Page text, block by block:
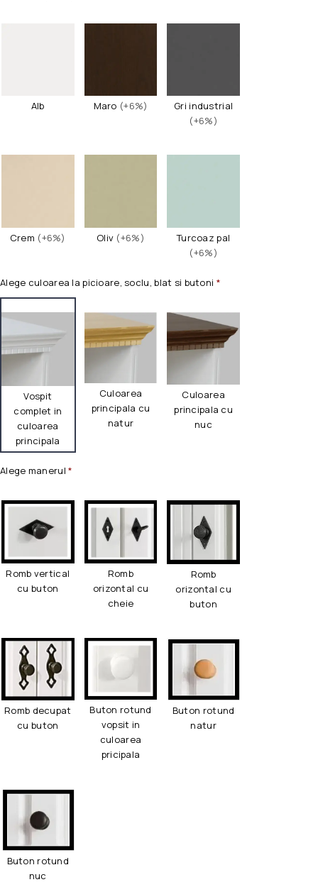
Alb Maro (+6%)
Gri industrial
(+6%)
Crem (+6%) Oliv (+6%)
Turcoaz pal
(+6%)
Alege culoarea la picioare, soclu, blat si butoni *
Vospit
complet in
culoarea
principala
Culoarea
principala cu
natur
Culoarea
principala cu
nuc
Alege manerul *
Romb vertical
cu buton
Romb
orizontal cu
cheie
Romb
orizontal cu
buton
Romb decupat
cu buton
Buton rotund
vopsit in
culoarea
pricipala
Buton rotund
natur
Buton rotund
nuc